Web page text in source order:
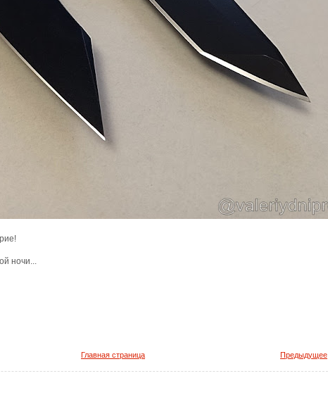
ночи...
Предыдущее
Главная страница